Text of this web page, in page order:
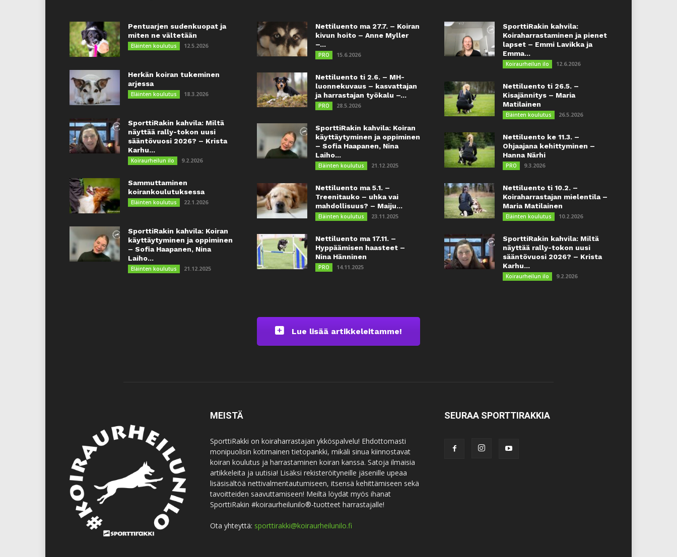
Pentuarjen sudenkuopat ja
miten ne vältetään
Eläinten koulutus 12.5.2026
Herkän koiran tukeminen
arjessa
Eläinten koulutus 18.3.2026
SporttiRakin kahvila: Miltä
näyttää rally-tokon uusi
sääntövuosi 2026? – Krista
Karhu...
Koiraurheilun ilo 9.2.2026
Sammuttaminen
koirankoulutuksessa
Eläinten koulutus 22.1.2026
SporttiRakin kahvila: Koiran
käyttäytyminen ja oppiminen
– Sofia Haapanen, Nina
Laiho...
Eläinten koulutus 21.12.2025
Nettiluento ma 27.7. – Koiran
kivun hoito – Anne Myller
–...
PRO 15.6.2026
Nettiluento ti 2.6. – MH-
luonnekuvaus – kasvattajan
ja harrastajan työkalu –...
PRO 28.5.2026
SporttiRakin kahvila: Koiran
käyttäytyminen ja oppiminen
– Sofia Haapanen, Nina
Laiho...
Eläinten koulutus 21.12.2025
Nettiluento ma 5.1. –
Treenitauko – uhka vai
mahdollisuus? – Maiju...
Eläinten koulutus 23.11.2025
Nettiluento ma 17.11. –
Hyppäämisen haasteet –
Nina Hänninen
PRO 14.11.2025
Lue lisää artikkeleitamme!
SporttiRakin kahvila:
Koiraharrastaminen ja pienet
lapset – Emmi Lavikka ja
Emma...
Koiraurheilun ilo 12.6.2026
Nettiluento ti 26.5. –
Kisajännitys – Maria
Matilainen
Eläinten koulutus 26.5.2026
Nettiluento ke 11.3. –
Ohjaajana kehittyminen –
Hanna Närhi
PRO 9.3.2026
Nettiluento ti 10.2. –
Koiraharrastajan mielentila –
Maria Matilainen
Eläinten koulutus 10.2.2026
SporttiRakin kahvila: Miltä
näyttää rally-tokon uusi
sääntövuosi 2026? – Krista
Karhu...
Koiraurheilun ilo 9.2.2026
MEISTÄ
SporttiRakki on koiraharrastajan ykköspalvelu! Ehdottomasti
monipuolisin kotimainen tietopankki, mikäli sinua kiinnostavat
koiran koulutus ja harrastaminen koiran kanssa. Satoja ilmaisia
artikkeleita ja uutisia! Lisäksi rekisteröityneille jäsenille upeaa
lisäsisältöä nettivalmentautumiseen, itsensä kehittämiseen sekä
tavoitteiden saavuttamiseen! Meiltä löydät myös ihanat
SporttiRakin #koiraurheilunilo®-tuotteet harrastajalle!
Ota yhteyttä: sporttirakki@koiraurheilunilo.fi
SEURAA SPORTTIRAKKIA